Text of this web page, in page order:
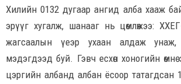
Хилийн 0132 дугаар ангид алба хааж
эрүүг хугалж, шанааг нь цөмлөжээ:
жагсаалын үеэр ухаан алдаж унаж,
мэдэгдээд буй. Гэвч есхөн хоногийн
цэргийн албанд албан ёсоор татагдсан